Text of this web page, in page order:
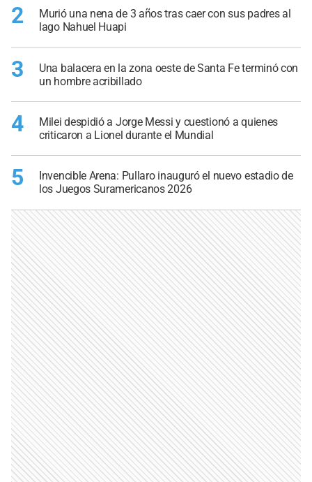
2
Murió una nena de 3 años tras caer con sus padres al
lago Nahuel Huapi
3
Una balacera en la zona oeste de Santa Fe terminó con
un hombre acribillado
4
Milei despidió a Jorge Messi y cuestionó a quienes
criticaron a Lionel durante el Mundial
5
Invencible Arena: Pullaro inauguró el nuevo estadio de
los Juegos Suramericanos 2026